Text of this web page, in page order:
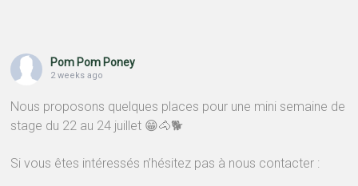
Pom Pom Poney
2 weeks ago
Nous proposons quelques places pour une mini semaine de
stage du 22 au 24 juillet 😁🐴🐕
Si vous êtes intéressés n’hésitez pas à nous contacter :